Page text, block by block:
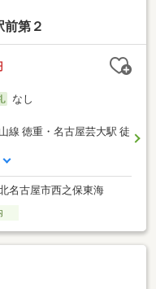
第２
なし
線 徳重・名古屋芸大駅 徒
名古屋市西之保東海